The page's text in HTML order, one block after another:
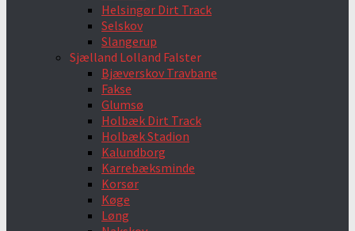
Helsingør Dirt Track
Selskov
Slangerup
Sjælland Lolland Falster
Bjæverskov Travbane
Fakse
Glumsø
Holbæk Dirt Track
Holbæk Stadion
Kalundborg
Karrebæksminde
Korsør
Køge
Løng